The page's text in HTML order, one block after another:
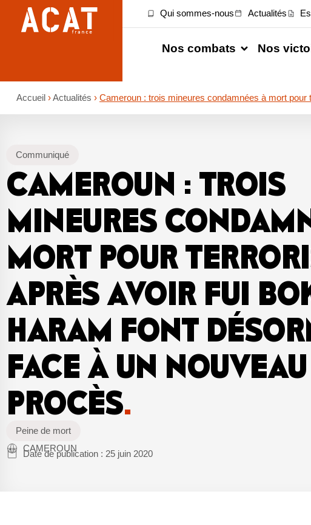
Qui sommes-nous Actualités
Nos combats Nos
Accueil ›Actualités › Cameroun : trois mineures condamnées à mort
Communiqué
CAMEROUN : TROIS
MINEURES
MORT POUR
APRÈS AVOIR FUI
HARAM FONT
FACE À UN NOUVEAU
PROCÈS.
Peine de mort
CAMEROUN
Date de publication : 25 juin 2020